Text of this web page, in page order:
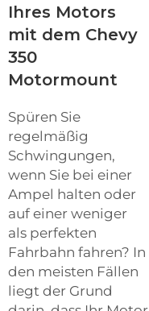
Ihres Motors
mit dem Chevy
350
Motormount
Spüren Sie
regelmäßig
Schwingungen,
wenn Sie bei einer
Ampel halten oder
auf einer weniger
als perfekten
Fahrbahn fahren? In
den meisten Fällen
liegt der Grund